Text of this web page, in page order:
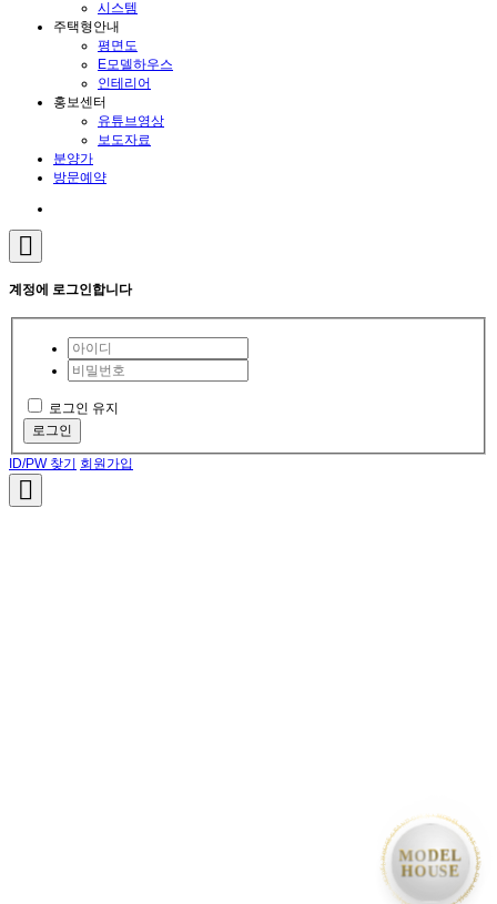
시스템
주택형안내
평면도
E모델하우스
인테리어
홍보센터
유튜브영상
보도자료
분양가
방문예약
계정에 로그인합니다
로그인 유지
로그인
ID/PW 찾기 회원가입
• MODEL HOUSE GRAND OPEN • MODEL HOUSE GRAND OPEN •
MODEL
HOUSE